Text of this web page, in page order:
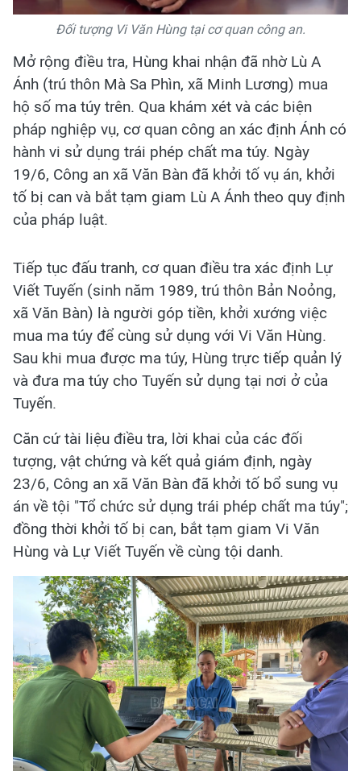
Đối tượng Vi Văn Hùng tại cơ quan công an.
Mở rộng điều tra, Hùng khai nhận đã nhờ Lù A
Ánh (trú thôn Mà Sa Phìn, xã Minh Lương) mua
hộ số ma túy trên. Qua khám xét và các biện
pháp nghiệp vụ, cơ quan công an xác định Ánh có
hành vi sử dụng trái phép chất ma túy. Ngày
19/6, Công an xã Văn Bàn đã khởi tố vụ án, khởi
tố bị can và bắt tạm giam Lù A Ánh theo quy định
của pháp luật.
Tiếp tục đấu tranh, cơ quan điều tra xác định Lự
Viết Tuyến (sinh năm 1989, trú thôn Bản Noỏng,
xã Văn Bàn) là người góp tiền, khởi xướng việc
mua ma túy để cùng sử dụng với Vi Văn Hùng.
Sau khi mua được ma túy, Hùng trực tiếp quản lý
và đưa ma túy cho Tuyến sử dụng tại nơi ở của
Tuyến.
Căn cứ tài liệu điều tra, lời khai của các đối
tượng, vật chứng và kết quả giám định, ngày
23/6, Công an xã Văn Bàn đã khởi tố bổ sung vụ
án về tội "Tổ chức sử dụng trái phép chất ma túy";
đồng thời khởi tố bị can, bắt tạm giam Vi Văn
Hùng và Lự Viết Tuyến về cùng tội danh.